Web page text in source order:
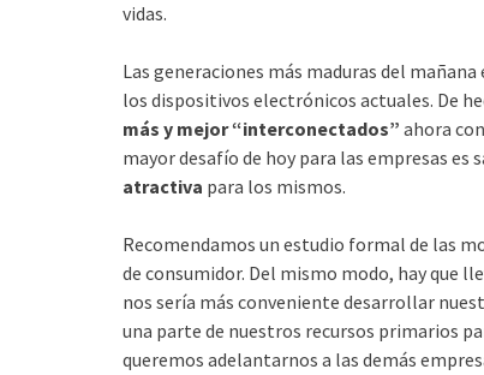
vidas.
Las generaciones más maduras del
los dispositivos electrónicos actuales. De
más y mejor “interconectados” ahora
mayor desafío de hoy para las empresas es
atractiva para los mismos.
Recomendamos un estudio formal de las
de consumidor. Del mismo modo, hay que
nos sería más conveniente desarrollar
una parte de nuestros recursos primarios
queremos adelantarnos a las demás